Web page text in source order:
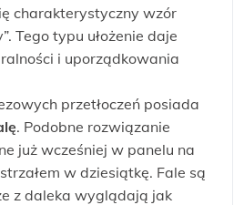
charakterystyczny wzór
Tego typu ułożenie daje
i uporządkowania
przetłoczeń posiada
. Podobne rozwiązanie
już wcześniej w panelu na
w dziesiątkę. Fale są
z daleka wyglądają jak